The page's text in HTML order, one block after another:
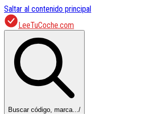
Saltar al contenido principal
LeeTuCoche.com
Buscar código, marca.../